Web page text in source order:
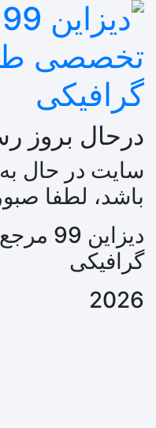
درحال بروز
سایت در حال
باشد، لطفا
گرافیکی
2026